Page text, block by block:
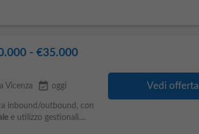
- €35.000
Vicenza event_available oggi
inbound/outbound, con
e utilizzo gestionali....
Vedi offerta